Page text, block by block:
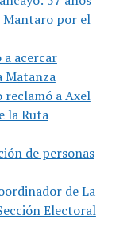
Mantaro por el
acercar
Matanza
reclamó a Axel
la Ruta
de personas
de La
Electoral